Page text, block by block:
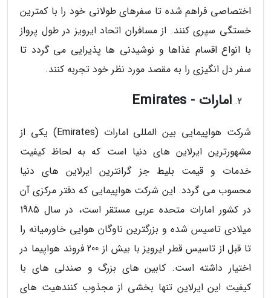
اختصاصی فراهم شده تا سفرهای طولانی خود را با کمترین
خستگی سپری کنند. از مسافران اتحاد ایرویز در طول پرواز
با انواع اقسام غذاها و نوشیدنی ها پذیرایی می گردد تا
سفر دل انگیزی را به مقصد مورد نظر خود تجربه کنند.
امارات - Emirates
شرکت هواپیمایی بین المللی امارات (Emirates) یکی از
مشهورترین ایرلاین های دنیا است که به لحاظ کیفیت
خدمات و قیمت بلیط جز گرانترین ایرلاین های دنیا
محسوب می گردد. این شرکت هواپیمایی که دفتر مرکزی آن
در کشور امارات متحده عربی مستقر است، در سال 1985
میلادی تاسیس شده و بزرگترین ناوگان هوایی خاورمیانه را
تا قبل از تاسیس قطر ایرویز با بیش از 200 فروند هواپیما در
اختیار داشته است. کابین های بزرگ و صندلی های با
کیفیت این ایرلاین تنها بخشی از مجذوب کنندهیت های